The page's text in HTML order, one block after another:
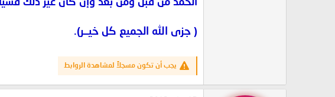
( جزى الله الجميع كل خيــر).
يجب أن تكون مسجلاً لمشاهدة الروابط